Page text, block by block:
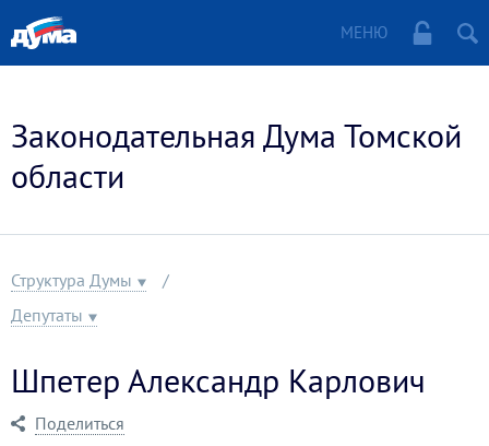
МЕНЮ
Законодательная Дума Томской
области
Структура Думы
Депутаты
Шпетер Александр Карлович
Поделиться